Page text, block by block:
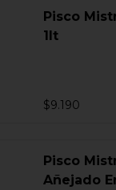
Pisco
1lt
$9.190
Pisco
Añejado